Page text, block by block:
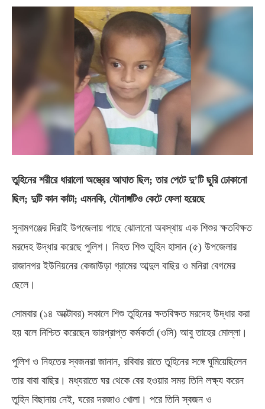
তুহিনের শরীরে ধারালো অস্ত্রের আঘাত ছিল; তার পেটে দু’টি ছুরি ঢোকানো
ছিল; দুটি কান কাটা; এমনকি, যৌনাঙ্গটিও কেটে ফেলা হয়েছে
সুনামগঞ্জের দিরাই উপজেলায় গাছে ঝোলানো অবস্থায় এক শিশুর ক্ষতবিক্ষত
মরদেহ উদ্ধার করেছে পুলিশ। নিহত শিশু তুহিন হাসান (৫) উপজেলার
রাজানগর ইউনিয়নের কেজাউড়া গ্রামের আব্দুল বাছির ও মনিরা বেগমের
ছেলে।
সোমবার (১৪ অক্টোবর) সকালে শিশু তুহিনের ক্ষতবিক্ষত মরদেহ উদ্ধার করা
হয় বলে নিশ্চিত করেছেন ভারপ্রাপ্ত কর্মকর্তা (ওসি) আবু তাহের মোল্লা।
পুলিশ ও নিহতের স্বজনরা জানান, রবিবার রাতে তুহিনের সঙ্গে ঘুমিয়েছিলেন
তার বাবা বাছির। মধ্যরাতে ঘর থেকে বের হওয়ার সময় তিনি লক্ষ্য করেন
তুহিন বিছানায় নেই, ঘরের দরজাও খোলা। পরে তিনি স্বজন ও